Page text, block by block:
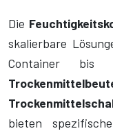
Die
skalierbare
Container bis
bieten